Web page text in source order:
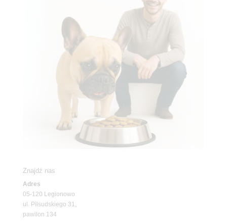
Znajdź nas
Adres
05-120 Legionowo
ul. Piłsudskiego 31,
pawilon 134